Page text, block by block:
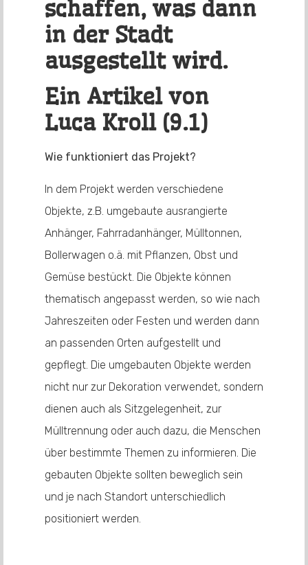
schaffen, was dann
in der Stadt
ausgestellt wird.
Ein Artikel von
Luca Kroll (9.1)
Wie funktioniert das Projekt?
In dem Projekt werden verschiedene
Objekte, z.B. umgebaute ausrangierte
Anhänger, Fahrradanhänger, Mülltonnen,
Bollerwagen o.ä. mit Pflanzen, Obst und
Gemüse bestückt. Die Objekte können
thematisch angepasst werden, so wie nach
Jahreszeiten oder Festen und werden dann
an passenden Orten aufgestellt und
gepflegt. Die umgebauten Objekte werden
nicht nur zur Dekoration verwendet, sondern
dienen auch als Sitzgelegenheit, zur
Mülltrennung oder auch dazu, die Menschen
über bestimmte Themen zu informieren. Die
gebauten Objekte sollten beweglich sein
und je nach Standort unterschiedlich
positioniert werden.